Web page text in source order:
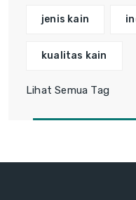
jenis kain
kualitas kain
Lihat Semua Tag